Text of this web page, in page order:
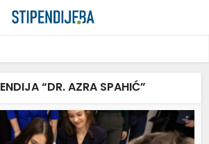
“DR. AZRA SPAHIĆ”